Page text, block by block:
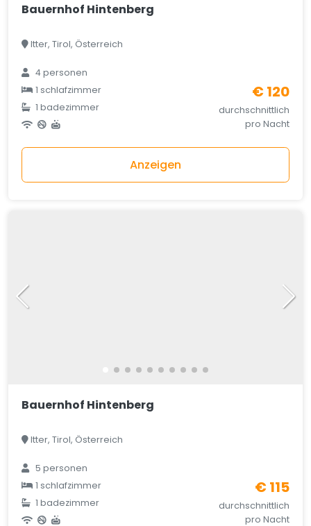
Bauernhof Hintenberg
Itter, Tirol, Österreich
4 personen
1 schlafzimmer
1 badezimmer
€ 120
durchschnittlich
pro Nacht
Anzeigen
Bauernhof Hintenberg
Itter, Tirol, Österreich
5 personen
1 schlafzimmer
1 badezimmer
€ 115
durchschnittlich
pro Nacht